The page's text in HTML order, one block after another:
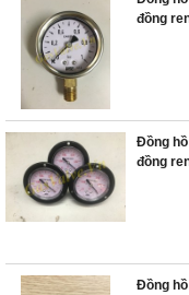
đồng
Đồng
đồng
Đồng